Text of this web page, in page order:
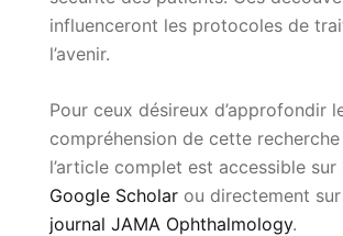
influenceront les protocoles de
l’avenir.
Pour ceux désireux d’approfondir
compréhension de cette
l’article complet est accessible
Google Scholar ou directement
journal JAMA Ophthalmology.